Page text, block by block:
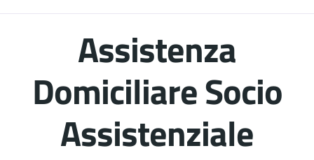
Assistenza
Domiciliare Socio
Assistenziale